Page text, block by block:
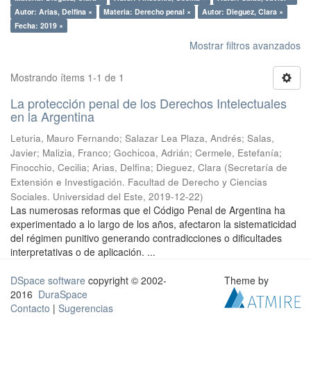
Autor: Arias, Delfina ×
Materia: Derecho penal ×
Autor: Dieguez, Clara ×
Fecha: 2019 ×
Mostrar filtros avanzados
Mostrando ítems 1-1 de 1
La protección penal de los Derechos Intelectuales
en la Argentina
Leturia, Mauro Fernando; Salazar Lea Plaza, Andrés; Salas,
Javier; Malizia, Franco; Gochicoa, Adrián; Cermele, Estefanía;
Finocchio, Cecilia; Arias, Delfina; Dieguez, Clara (Secretaría de
Extensión e Investigación. Facultad de Derecho y Ciencias
Sociales. Universidad del Este, 2019-12-22)
Las numerosas reformas que el Código Penal de Argentina ha
experimentado a lo largo de los años, afectaron la sistematicidad
del régimen punitivo generando contradicciones o dificultades
interpretativas o de aplicación. ...
DSpace software copyright © 2002-
2016 DuraSpace
Contacto | Sugerencias
Theme by